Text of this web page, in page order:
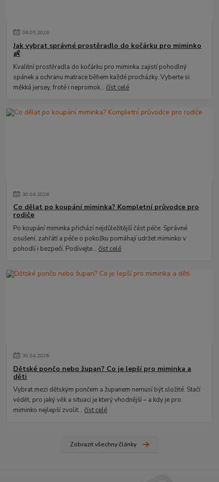
06.05.2026
Jak vybrat správné prostěradlo do kočárku pro miminko
👶
Kvalitní prostěradla do kočárku pro miminka zajistí pohodlný
spánek a ochranu matrace během každé procházky. Vyberte si
měkká jersey, froté i nepromok...číst celé
30.04.2026
Co dělat po koupání miminka? Kompletní průvodce pro
rodiče
Po koupání miminka přichází nejdůležitější část péče. Správné
osušení, zahřátí a péče o pokožku pomáhají udržet miminko v
pohodlí i bezpečí. Podívejte...číst celé
30.04.2026
Dětské pončo nebo župan? Co je lepší pro miminka a
děti
Vybrat mezi dětským pončem a županem nemusí být složité. Stačí
vědět, pro jaký věk a situaci je který vhodnější – a kdy je pro
miminko nejlepší zvolit...číst celé
Zobrazit všechny články